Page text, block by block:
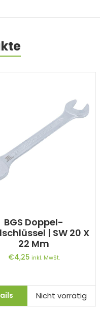
BGS Doppel-
| SW 20 X
22 Mm
€4,25 inkl. MwSt.
Nicht vorrätig